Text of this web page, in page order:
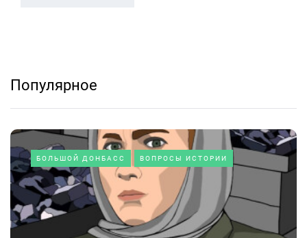
Популярное
БОЛЬШОЙ ДОНБАСС ВОПРОСЫ ИСТОРИИ